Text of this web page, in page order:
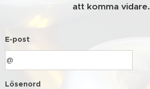
att komma vidare.
E-post
Lösenord